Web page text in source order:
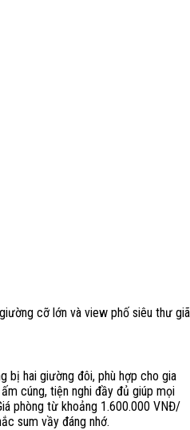
cỡ lớn và view phố siêu thư
bị hai giường đôi, phù hợp cho gia
cúng, tiện nghi đầy đủ giúp mọi
phòng từ khoảng 1.600.000 VNĐ/
sum vầy đáng nhớ.